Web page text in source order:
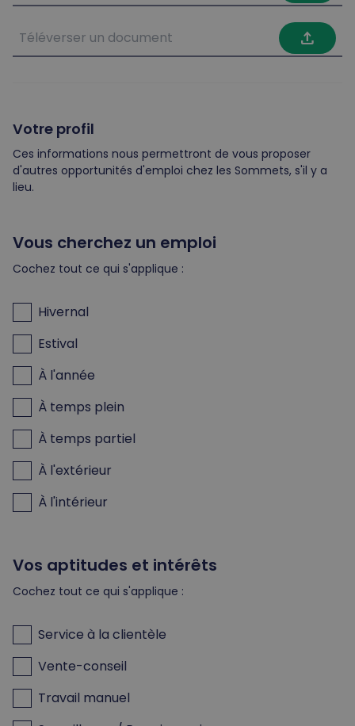
file_upload
Votre profil
Ces informations nous permettront de vous proposer
d'autres opportunités d'emploi chez les Sommets, s'il y a
lieu.
Vous cherchez un emploi
Cochez tout ce qui s'applique :
Hivernal
Estival
À l'année
À temps plein
À temps partiel
À l'extérieur
À l'intérieur
Vos aptitudes et intérêts
Cochez tout ce qui s'applique :
Service à la clientèle
Vente-conseil
Travail manuel